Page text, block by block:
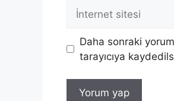
İnternet
sitesi
Daha sonraki
tarayıcıya